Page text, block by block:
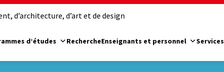
d’architecture, d’art et de design
d’études RechercheEnseignants et personnel Services